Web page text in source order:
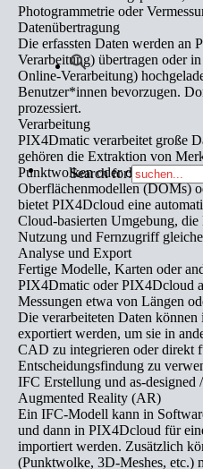
Search for:
Photogrammetrie oder
Datenübertragung
Die erfassten Daten werden an
Verarbeitung) übertragen oder
Online-Verarbeitung)
Benutzer*innen bevorzugen.
prozessiert.
Verarbeitung
PIX4Dmatic verarbeitet große
gehören die Extraktion von
Punktwolken oder die
Oberflächenmodellen (DOMs)
bietet PIX4Dcloud eine
Cloud-basierten Umgebung,
Nutzung und Fernzugriff
Analyse und Export
Fertige Modelle, Karten oder
PIX4Dmatic oder PIX4Dcloud
Messungen etwa von Längen
Die verarbeiteten Daten können
exportiert werden, um sie in
CAD zu integrieren oder direkt
Entscheidungsfindung zu
IFC Erstellung und as-designed
Augmented Reality (AR)
Ein IFC-Modell kann in
und dann in PIX4Dcloud für
importiert werden. Zusätzlich
(Punktwolke, 3D-Meshes, etc.)